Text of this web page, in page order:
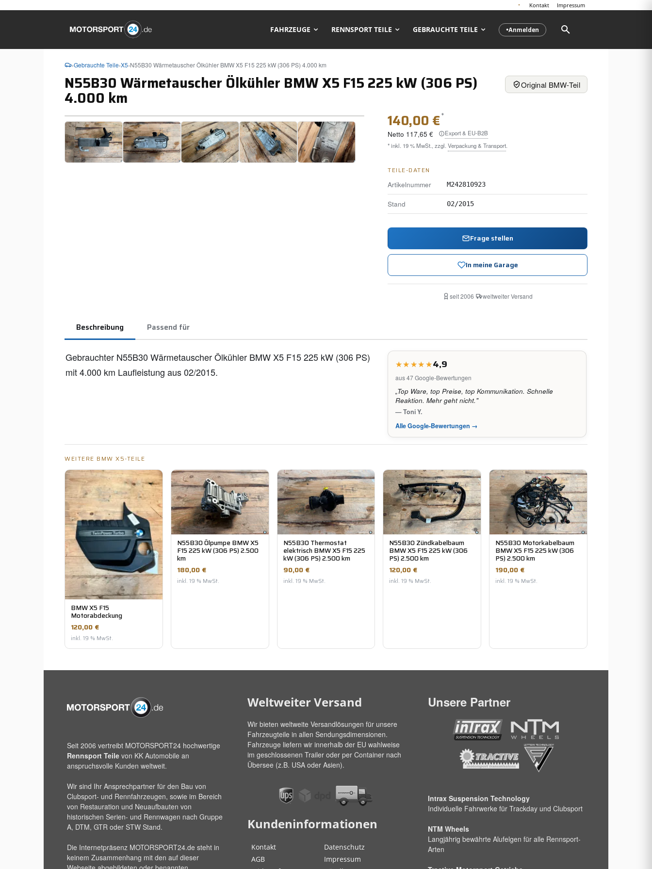
Kontakt Impressum
●Anmelden
FAHRZEUGE RENNSPORT TEILE GEBRAUCHTE TEILE
›Gebrauchte Teile›X5›N55B30 Wärmetauscher Ölkühler BMW X5 F15 225 kW (306 PS) 4.000 km
N55B30 Wärmetauscher Ölkühler BMW X5 F15 225 kW (306 PS)
4.000 km
Original BMW-Teil
❮ ❯ 140,00 €*
Netto 117,65 €
Export & EU-B2B
* inkl. 19 % MwSt., zzgl. Verpackung & Transport.
TEILE-DATEN
Artikelnummer
M242810923
Stand 02/2015
Frage stellen
In meine Garage
seit 2006· weltweiter Versand
Beschreibung Passend für
4,9
aus 47 Google-Bewertungen
„Top Ware, top Preise, top Kommunikation. Schnelle
Reaktion. Mehr geht nicht."
— Toni Y.
Alle Google-Bewertungen →
Gebrauchter N55B30 Wärmetauscher Ölkühler BMW X5 F15 225 kW (306 PS)
mit 4.000 km Laufleistung aus 02/2015.
WEITERE BMW X5-TEILE
BMW X5 F15
Motorabdeckung
120,00 €
inkl. 19 % MwSt.
N55B30 Ölpumpe BMW X5
F15 225 kW (306 PS) 2.500
km
180,00 €
inkl. 19 % MwSt.
N55B30 Thermostat
elektrisch BMW X5 F15 225
kW (306 PS) 2.500 km
90,00 €
inkl. 19 % MwSt.
N55B30 Zündkabelbaum
BMW X5 F15 225 kW (306
PS) 2.500 km
120,00 €
inkl. 19 % MwSt.
N55B30 Motorkabelbaum
BMW X5 F15 225 kW (306
PS) 2.500 km
190,00 €
inkl. 19 % MwSt.
Seit 2006 vertreibt MOTORSPORT24 hochwertige
Rennsport Teile von KK Automobile an
anspruchsvolle Kunden weltweit.
Wir sind Ihr Ansprechpartner für den Bau von
Clubsport- und Rennfahrzeugen, sowie im Bereich
von Restauration und Neuaufbauten von
historischen Serien- und Rennwagen nach Gruppe
A, DTM, GTR oder STW Stand.
Die Internetpräsenz MOTORSPORT24.de steht in
keinem Zusammenhang mit den auf dieser
Weltweiter Versand
Wir bieten weltweite Versandlösungen für unsere
Fahrzeugteile in allen Sendungsdimensionen.
Fahrzeuge liefern wir innerhalb der EU wahlweise
im geschlossenen Trailer oder per Container nach
Übersee (z.B. USA oder Asien).
Kundeninformationen
Kontakt
Datenschutz
AGB
Impressum
Unsere Partner
Intrax Suspension Technology
Individuelle Fahrwerke für Trackday und Clubsport
NTM Wheels
Langjährig bewährte Alufelgen für alle Rennsport-
Arten